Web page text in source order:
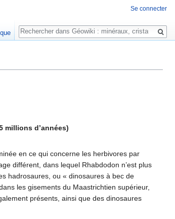
millions d’années)
en ce qui concerne les herbivores par
différent, dans lequel Rhabdodon n’est plus
hadrosaures, ou « dinosaures à bec de
les gisements du Maastrichtien supérieur,
présents, ainsi que des dinosaures
Se connecter
Rechercher